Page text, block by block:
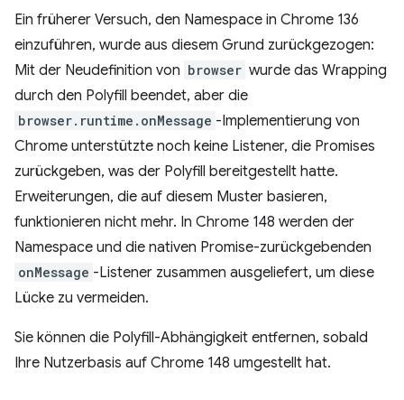
Ein früherer Versuch, den Namespace in Chrome 136
einzuführen, wurde aus diesem Grund zurückgezogen:
Mit der Neudefinition von browser wurde das Wrapping
durch den Polyfill beendet, aber die
browser.runtime.onMessage -Implementierung von
Chrome unterstützte noch keine Listener, die Promises
zurückgeben, was der Polyfill bereitgestellt hatte.
Erweiterungen, die auf diesem Muster basieren,
funktionieren nicht mehr. In Chrome 148 werden der
Namespace und die nativen Promise-zurückgebenden
onMessage -Listener zusammen ausgeliefert, um diese
Lücke zu vermeiden.
Sie können die Polyfill-Abhängigkeit entfernen, sobald
Ihre Nutzerbasis auf Chrome 148 umgestellt hat.